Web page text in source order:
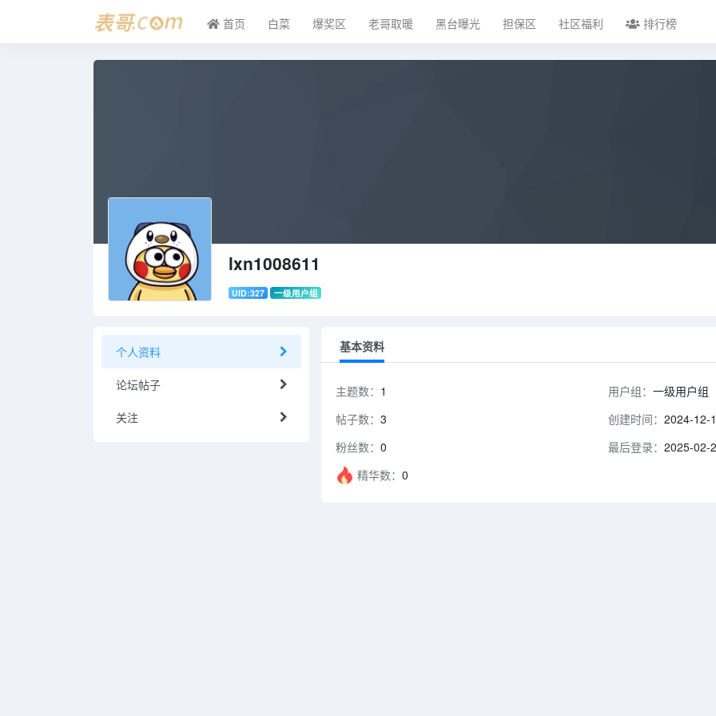
首页 白菜 爆奖区 老哥取暖 黑台曝光 担保区 社区福利 排行榜
lxn1008611
UID:327 一级用户组
个人资料
论坛帖子
关注
基本资料
主题数： 1
帖子数： 3
粉丝数： 0
精华数： 0
用户组：一级用户组
创建时间：2024-12-
最后登录：2025-02-